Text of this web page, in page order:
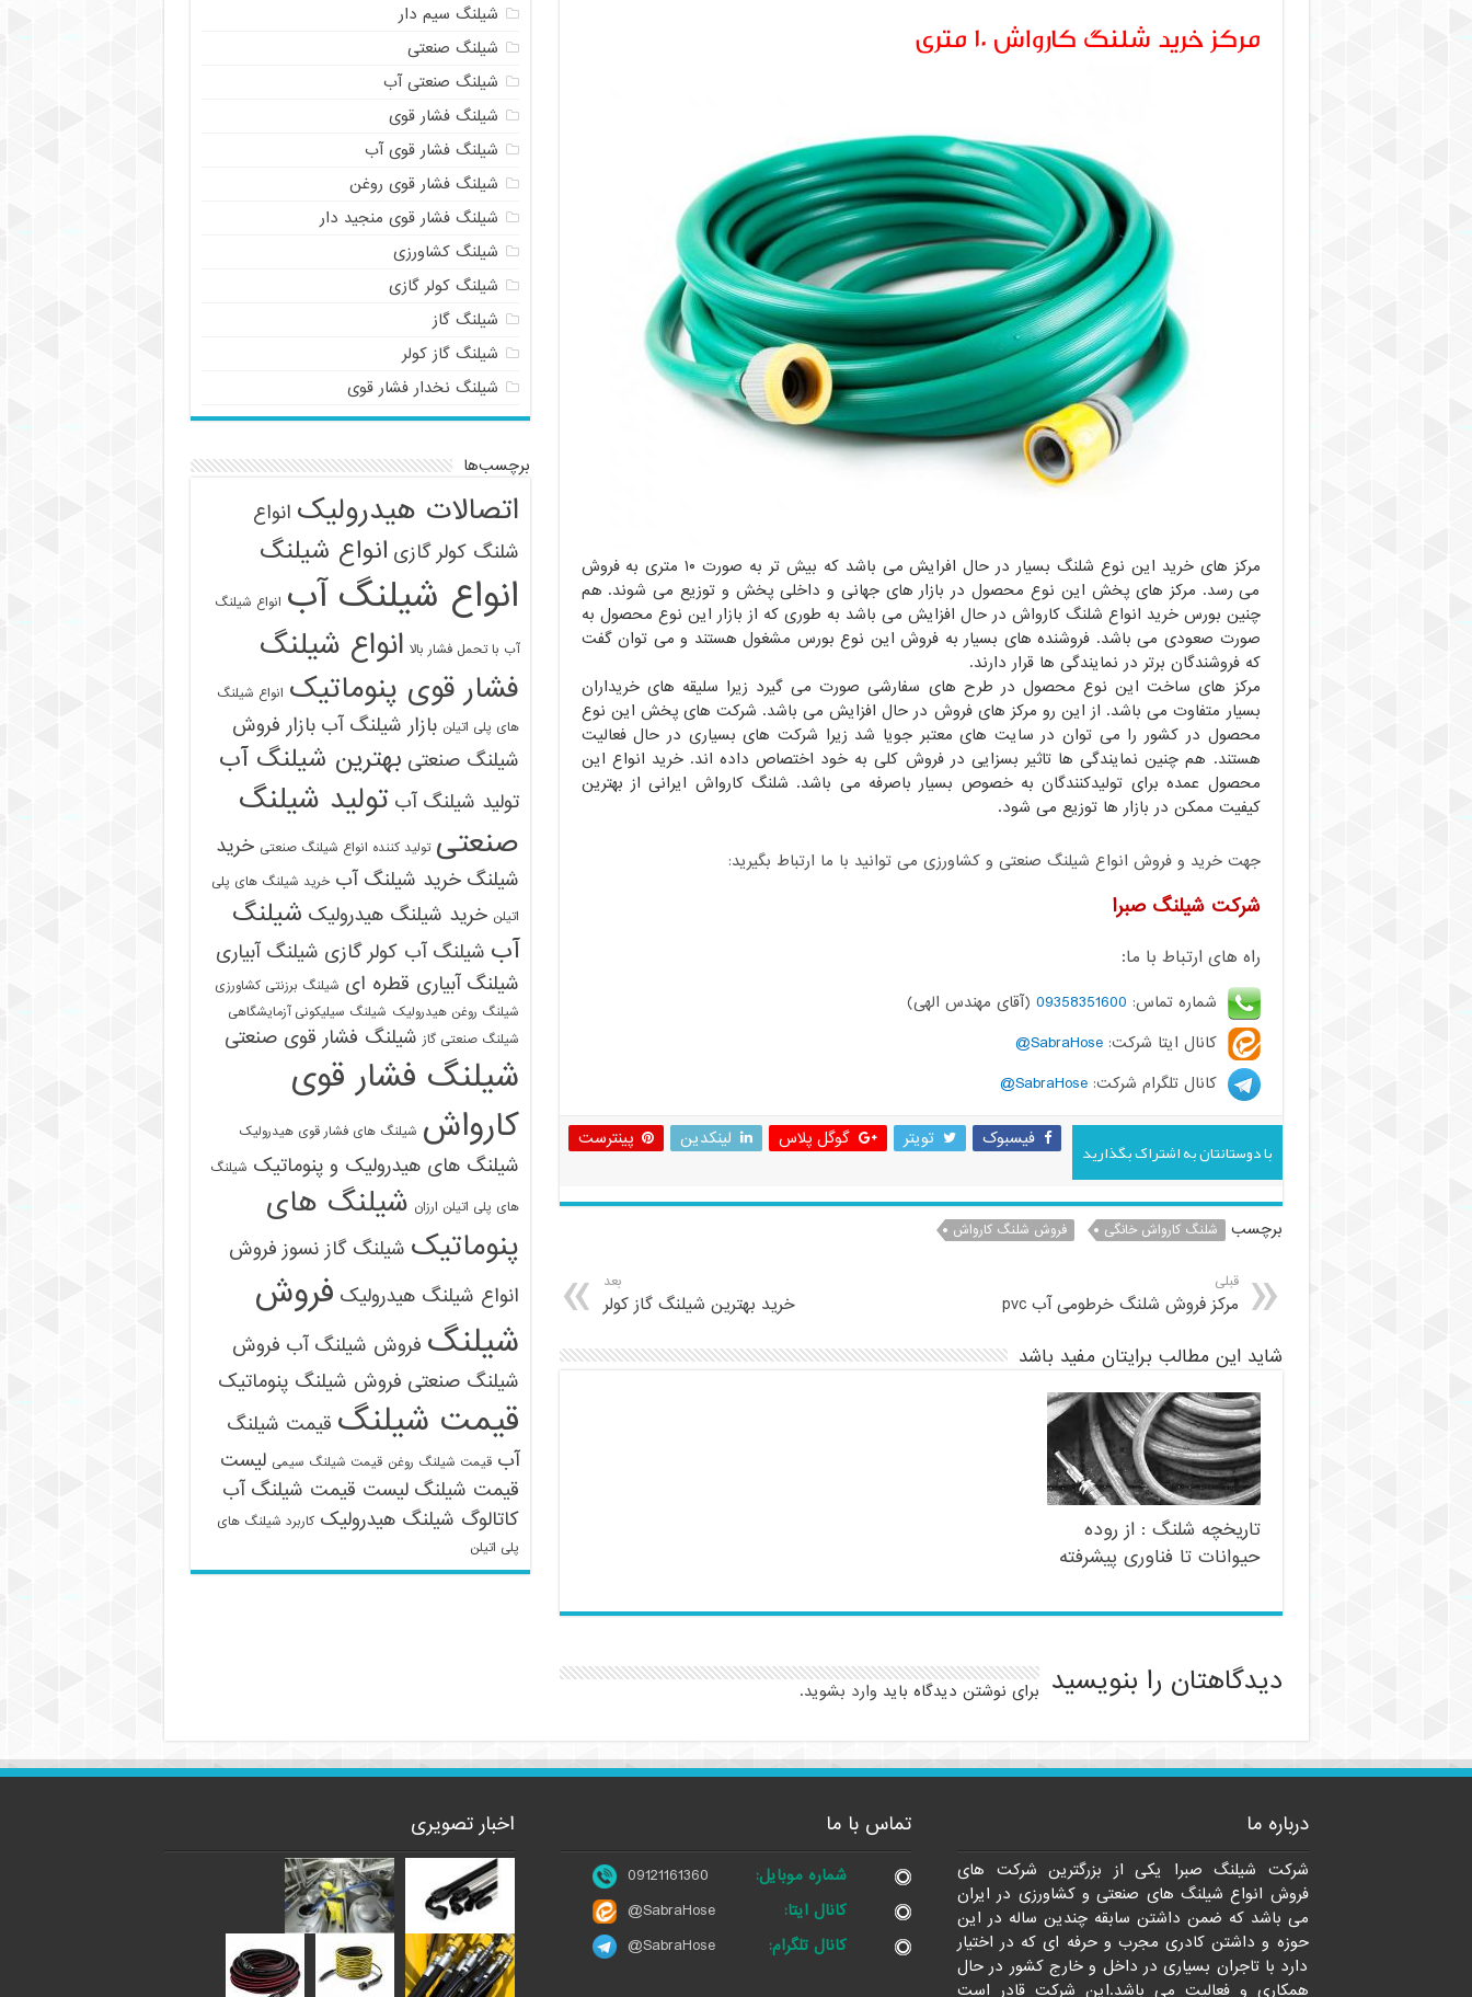
مرکز خرید شلنگ کارواش ۱۰ متری
مرکز های خرید این نوع شلنگ بسیار در حال افرایش می باشد که بیش تر به صورت ۱۰ متری به فروش
می رسد. مرکز های پخش این نوع محصول در بازار های جهانی و داخلی پخش و توزیع می شوند. هم
چنین بورس خرید انواع شلنگ کارواش در حال افزایش می باشد به طوری که از بازار این نوع محصول به
صورت صعودی می باشد. فروشنده های بسیار به فروش این نوع بورس مشغول هستند و می توان گفت
که فروشندگان برتر در نمایندگی ها قرار دارند.
مرکز های ساخت این نوع محصول در طرح های سفارشی صورت می گیرد زیرا سلیقه های خریداران
بسیار متفاوت می باشد. از این رو مرکز های فروش در حال افزایش می باشد. شرکت های پخش این نوع
محصول در کشور را می توان در سایت های معتبر جویا شد زیرا شرکت های بسیاری در حال فعالیت
هستند. هم چنین نمایندگی ها تاثیر بسزایی در فروش کلی به خود اختصاص داده اند. خرید انواع این
محصول عمده برای تولیدکنندگان به خصوص بسیار باصرفه می باشد. شلنگ کارواش ایرانی از بهترین
کیفیت ممکن در بازار ها توزیع می شود.
جهت خرید و فروش انواع شیلنگ صنعتی و کشاورزی می توانید با ما ارتباط بگیرید:
شرکت شیلنگ صبرا
راه های ارتباط با ما:
شماره تماس: 09358351600 (آقای مهندس الهی)
کانال ایتا شرکت:SabraHose@
کانال تلگرام شرکت:SabraHose@
با دوستانتان به اشتراک بگذارید فیسبوک تویتر گوگل پلاس لینکدین پینترست
برچسب شلنگ کارواش خانگی فروش شلنگ کارواش
قبلی
مرکز فروش شلنگ خرطومی آب pvc
بعد
خرید بهترین شیلنگ گاز کولر
شاید این مطالب برایتان مفید باشد
تاریخچه شلنگ : از روده
حیوانات تا فناوری پیشرفته
دیدگاهتان را بنویسید برای نوشتن دیدگاه باید وارد بشوید.
شیلنگ سیم دار
شیلنگ صنعتی
شیلنگ صنعتی آب
شیلنگ فشار قوی
شیلنگ فشار قوی آب
شیلنگ فشار قوی روغن
شیلنگ فشار قوی منجید دار
شیلنگ کشاورزی
شیلنگ کولر گازی
شیلنگ گاز
شیلنگ گاز کولر
شیلنگ نخدار فشار قوی
برچسب‌ها
اتصالات هیدرولیک انواع
شلنگ کولر گازی انواع شیلنگ
انواع شیلنگ آب انواع شیلنگ
آب با تحمل فشار بالا انواع شیلنگ
فشار قوی پنوماتیک انواع شیلنگ
های پلی اتیلن بازار شیلنگ آب بازار فروش
شیلنگ صنعتی بهترین شیلنگ آب
تولید شیلنگ آب تولید شیلنگ
صنعتی تولید کننده انواع شیلنگ صنعتی خرید
شیلنگ خرید شیلنگ آب خرید شیلنگ های پلی
اتیلن خرید شیلنگ هیدرولیک شیلنگ
آب شیلنگ آب کولر گازی شیلنگ آبیاری
شیلنگ آبیاری قطره ای شیلنگ برزنتی کشاورزی
شیلنگ روغن هیدرولیک شیلنگ سیلیکونی آزمایشگاهی
شیلنگ صنعتی گاز شیلنگ فشار قوی صنعتی
شیلنگ فشار قوی
کارواش شیلنگ های فشار قوی هیدرولیک
شیلنگ های هیدرولیک و پنوماتیک شیلنگ
های پلی اتیلن ارزان شیلنگ های
پنوماتیک شیلنگ گاز نسوز فروش
انواع شیلنگ هیدرولیک فروش
شیلنگ فروش شیلنگ آب فروش
شیلنگ صنعتی فروش شیلنگ پنوماتیک
قیمت شیلنگ قیمت شیلنگ
آب قیمت شیلنگ روغن قیمت شیلنگ سیمی لیست
قیمت شیلنگ لیست قیمت شیلنگ آب
کاتالوگ شیلنگ هیدرولیک کاربرد شیلنگ های
پلی اتیلن
درباره ما
شرکت شیلنگ صبرا یکی از بزرگترین شرکت های
فروش انواع شیلنگ های صنعتی و کشاورزی در ایران
می باشد که ضمن داشتن سابقه چندین ساله در این
حوزه و داشتن کادری مجرب و حرفه ای که در اختیار
دارد با تاجران بسیاری در داخل و خارج کشور در حال
همکاری و فعالیت می باشد.این شرکت قادر است
تماس با ما
شماره موبایل:
09121161360
کانال ایتا:
@SabraHose
کانال تلگرام:
@SabraHose
اخبار تصویری